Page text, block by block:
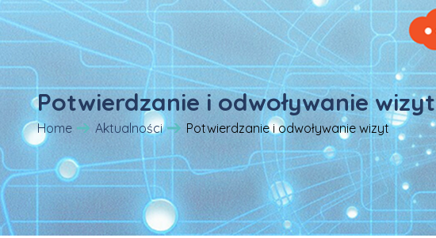
Potwierdzanie i odwoływanie wizyt
Home Aktualności Potwierdzanie i odwoływanie wizyt